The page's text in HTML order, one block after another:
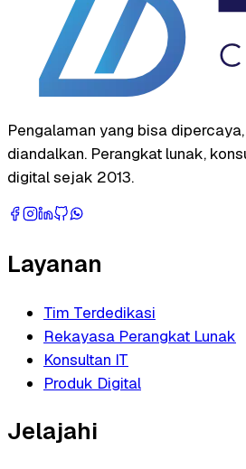
Pengalaman yang bisa
diandalkan. Perangkat lunak,
digital sejak 2013.
Layanan
Tim Terdedikasi
Rekayasa Perangkat Lunak
Konsultan IT
Produk Digital
Jelajahi